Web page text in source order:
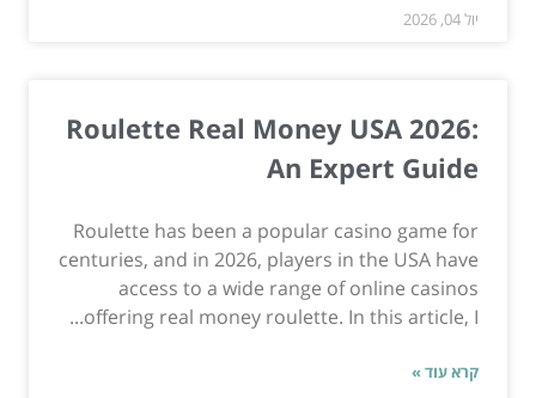
יול 04, 2026
Roulette Real Money USA 2026:
An Expert Guide
Roulette has been a popular casino game for
centuries, and in 2026, players in the USA have
access to a wide range of online casinos
offering real money roulette. In this article, I...
קרא עוד »